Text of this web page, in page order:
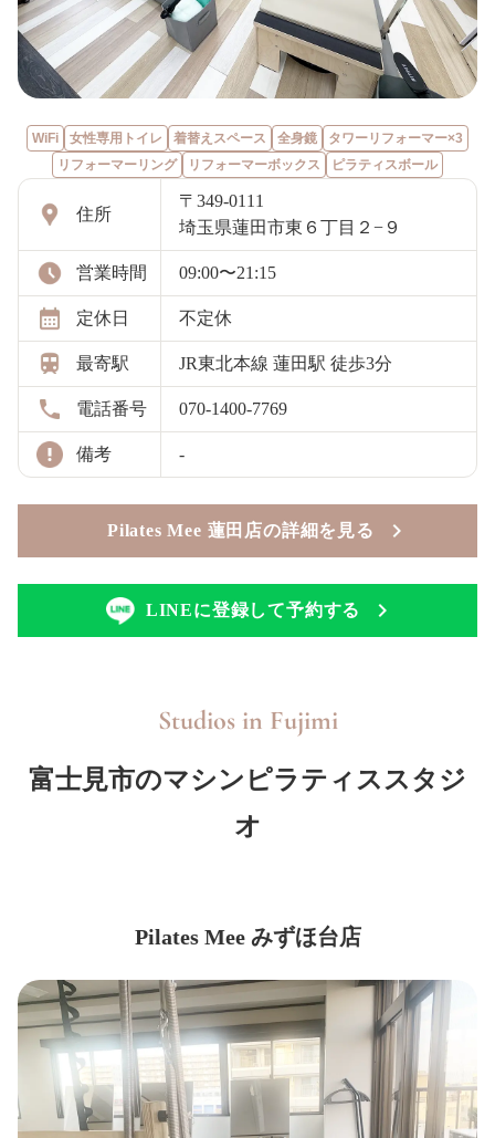
WiFi 女性専用トイレ 着替えスペース 全身鏡
タワーリフォーマー×3
リフォーマーリング
リフォーマーボックス ピラティスボール
住所
〒349-0111
埼玉県蓮田市東６丁目２−９
営業時間 09:00〜21:15
定休日 不定休
最寄駅 JR東北本線 蓮田駅 徒歩3分
電話番号 070-1400-7769
備考 -
Pilates Mee 蓮田店の詳細を見る
LINEに登録して予約する
Studios in Fujimi
富士見市のマシンピラティススタジ
オ
Pilates Mee みずほ台店